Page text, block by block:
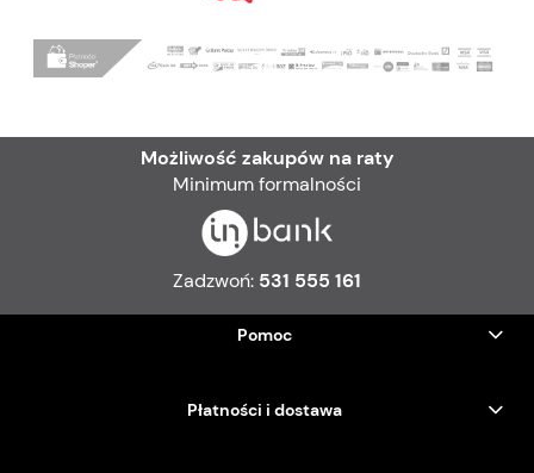
Możliwość zakupów na raty
Minimum formalności
Zadzwoń: 531 555 161
Pomoc
Płatności i dostawa